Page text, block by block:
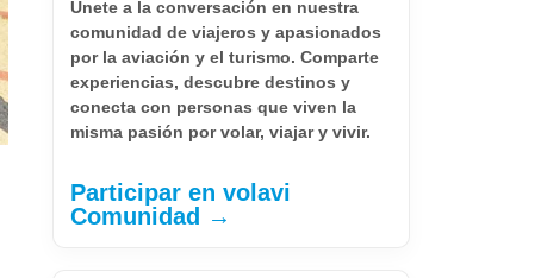
Únete a la conversación en nuestra
comunidad de viajeros y apasionados
por la aviación y el turismo. Comparte
experiencias, descubre destinos y
conecta con personas que viven la
misma pasión por volar, viajar y vivir.
Participar en volavi
Comunidad →